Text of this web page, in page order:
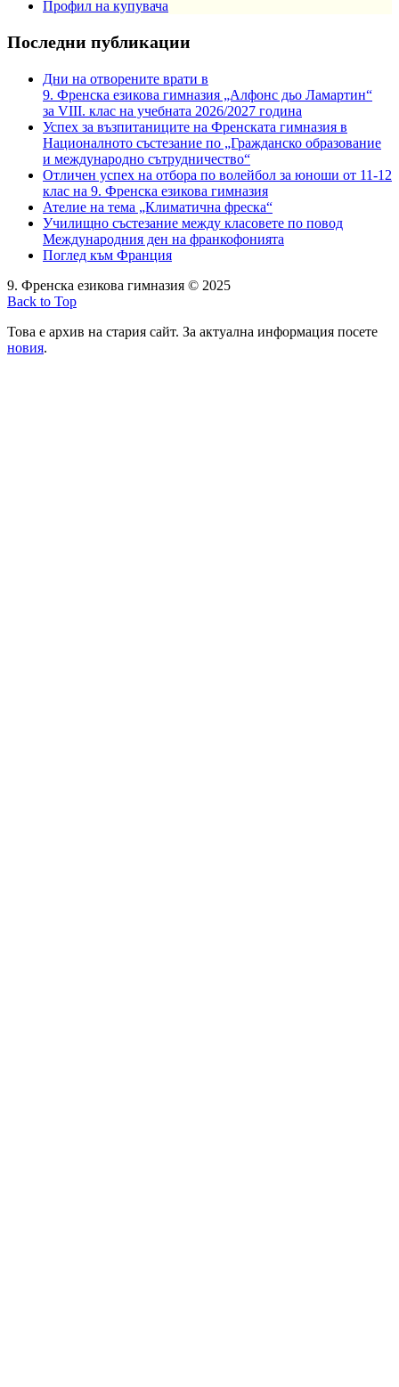
Профил на купувача
Последни публикации
Дни на отворените врати в
9. Френска езикова гимназия „Алфонс дьо Ламартин“
за VIII. клас на учебната 2026/2027 година
Успех за възпитаниците на Френската гимназия в
Националното състезание по „Гражданско образование
и международно сътрудничество“
Отличен успех на отбора по волейбол за юноши от 11-12
клас на 9. Френска езикова гимназия
Ателие на тема „Климатична фреска“
Училищно състезание между класовете по повод
Международния ден на франкофонията
Поглед към Франция
9. Френска езикова гимназия © 2025
Back to Top
Това е архив на стария сайт. За актуална информация посете
новия.